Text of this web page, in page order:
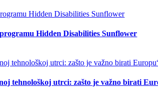
Hidden Disabilities Sunflower
tehnološkoj utrci: zašto je važno birati